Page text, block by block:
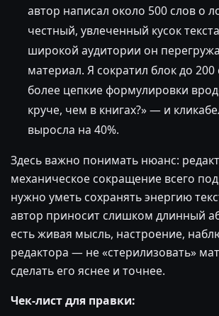
автор написал около 500 слов о
честный, увлеченный кусок
широкой аудитории он
материал. Я сократил блок до 200
более цепкие формулировки
круче, чем в книгах?» — и
выросла на 40%.
Здесь важно понимать нюанс:
механическое сокращение всего
нужно уметь сохранять энергию
автор приносит слишком длинный
есть живая мысль, настроение,
редактора — не «стерилизовать»
сделать его яснее и точнее.
Чек-лист для правки: